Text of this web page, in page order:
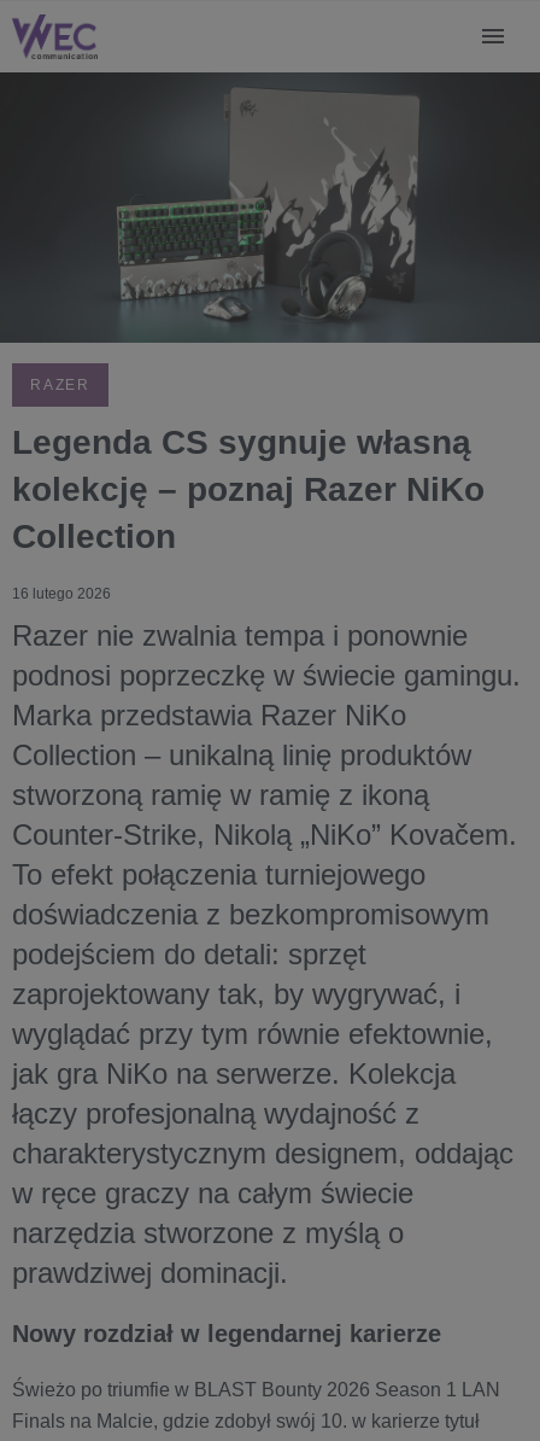
RAZER
Legenda CS sygnuje własną
kolekcję – poznaj Razer NiKo
Collection
16 lutego 2026
Razer nie zwalnia tempa i ponownie
podnosi poprzeczkę w świecie gamingu.
Marka przedstawia Razer NiKo
Collection – unikalną linię produktów
stworzoną ramię w ramię z ikoną
Counter-Strike, Nikolą „NiKo” Kovačem.
To efekt połączenia turniejowego
doświadczenia z bezkompromisowym
podejściem do detali: sprzęt
zaprojektowany tak, by wygrywać, i
wyglądać przy tym równie efektownie,
jak gra NiKo na serwerze. Kolekcja
łączy profesjonalną wydajność z
charakterystycznym designem, oddając
w ręce graczy na całym świecie
narzędzia stworzone z myślą o
prawdziwej dominacji.
Nowy rozdział w legendarnej karierze
Świeżo po triumfie w BLAST Bounty 2026 Season 1 LAN
Finals na Malcie, gdzie zdobył swój 10. w karierze tytuł